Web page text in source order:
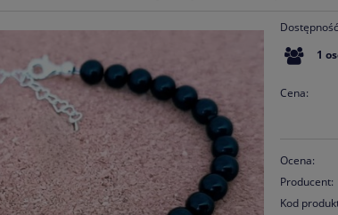
1
Cena:
Ocena:
Producent:
Kod